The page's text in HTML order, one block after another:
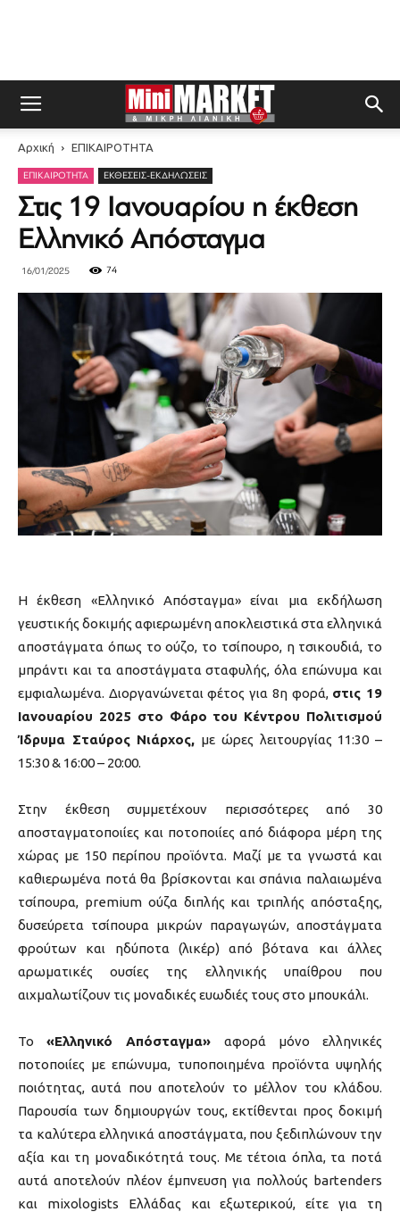
Αρχική ΕΠΙΚΑΙΡΟΤΗΤΑ
ΕΠΙΚΑΙΡΟΤΗΤΑ ΕΚΘΈΣΕΙΣ-ΕΚΔΗΛΏΣΕΙΣ
Στις 19 Ιανουαρίου η έκθεση
Ελληνικό Απόσταγμα
16/01/2025 74
Η έκθεση «Ελληνικό Απόσταγμα» είναι μια εκδήλωση
γευστικής δοκιμής αφιερωμένη αποκλειστικά στα ελληνικά
αποστάγματα όπως το ούζο, το τσίπουρο, η τσικουδιά, το
μπράντι και τα αποστάγματα σταφυλής, όλα επώνυμα και
εμφιαλωμένα. Διοργανώνεται φέτος για 8η φορά, στις 19
Ιανουαρίου 2025 στο Φάρο του Κέντρου Πολιτισμού
Ίδρυμα Σταύρος Νιάρχος, με ώρες λειτουργίας 11:30 –
15:30 & 16:00 – 20:00.
Στην έκθεση συμμετέχουν περισσότερες από 30
αποσταγματοποιίες και ποτοποιίες από διάφορα μέρη της
χώρας με 150 περίπου προϊόντα. Μαζί με τα γνωστά και
καθιερωμένα ποτά θα βρίσκονται και σπάνια παλαιωμένα
τσίπουρα, premium ούζα διπλής και τριπλής απόσταξης,
δυσεύρετα τσίπουρα μικρών παραγωγών, αποστάγματα
φρούτων και ηδύποτα (λικέρ) από βότανα και άλλες
αρωματικές ουσίες της ελληνικής υπαίθρου που
αιχμαλωτίζουν τις μοναδικές ευωδιές τους στο μπουκάλι.
Το«Ελληνικό Απόσταγμα» αφορά μόνο ελληνικές
ποτοποιίες με επώνυμα, τυποποιημένα προϊόντα υψηλής
ποιότητας, αυτά που αποτελούν το μέλλον του κλάδου.
Παρουσία των δημιουργών τους, εκτίθενται προς δοκιμή
τα καλύτερα ελληνικά αποστάγματα, που ξεδιπλώνουν την
αξία και τη μοναδικότητά τους. Με τέτοια όπλα, τα ποτά
αυτά αποτελούν πλέον έμπνευση για πολλούς bartenders
και mixologists Ελλάδας και εξωτερικού, είτε για τη